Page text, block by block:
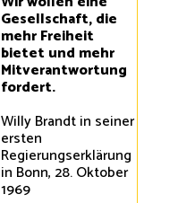
Gesellschaft, die
mehr Freiheit
bietet und mehr
Mitverantwortung
fordert.
Willy Brandt in seiner
ersten
Regierungserklärung
in Bonn, 28. Oktober
1969